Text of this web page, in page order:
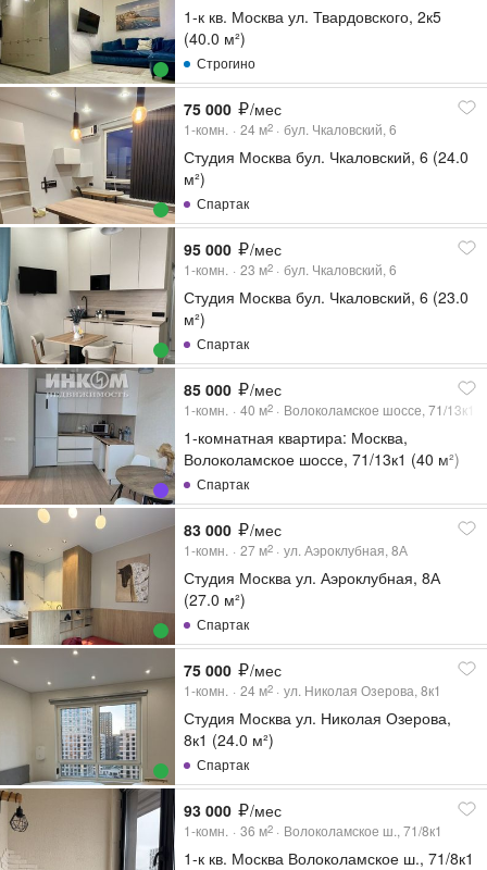
1-к кв. Москва ул. Твардовского, 2к5
(40.0 м²)
Строгино
75 000 /мес
1-комн. 24 м2 бул. Чкаловский, 6
Студия Москва бул. Чкаловский, 6 (24.0
м²)
Спартак
95 000 /мес
1-комн. 23 м2 бул. Чкаловский, 6
Студия Москва бул. Чкаловский, 6 (23.0
м²)
Спартак
85 000 /мес
1-комн. 40 м2 Волоколамское шоссе, 71/13к1
1-комнатная квартира: Москва,
Волоколамское шоссе, 71/13к1 (40 м²)
Спартак
83 000 /мес
1-комн. 27 м2 ул. Аэроклубная, 8А
Студия Москва ул. Аэроклубная, 8А
(27.0 м²)
Спартак
75 000 /мес
1-комн. 24 м2 ул. Николая Озерова, 8к1
Студия Москва ул. Николая Озерова,
8к1 (24.0 м²)
Спартак
93 000 /мес
1-комн. 36 м2 Волоколамское ш., 71/8к1
1-к кв. Москва Волоколамское ш., 71/8к1